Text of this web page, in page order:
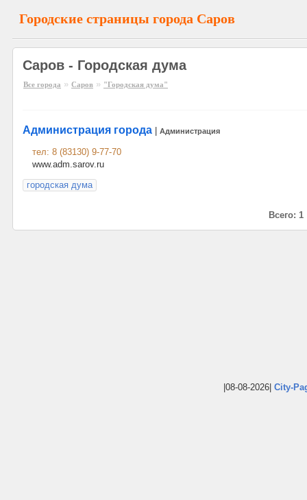
Городские страницы города Саров
Саров - Городская дума
Все города » Саров » "Городская дума"
Администрация города Администрация
тел: 8 (83130) 9-77-70
www.adm.sarov.ru
городская дума
Всего: 1
|08-08-2026| City-